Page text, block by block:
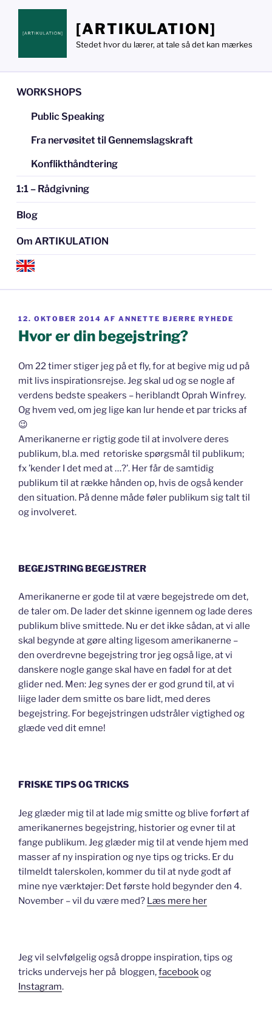
Videre
indhold
[ARTIKULATION]
Stedet hvor du lærer, at tale så det kan mærkes
WORKSHOPS
Public Speaking
Fra nervøsitet til Gennemslagskraft
Konflikthåndtering
1:1 – Rådgivning
Blog
Om ARTIKULATION
UDGIVET
DEN
12. OKTOBER 2014 AF ANNETTE BJERRE RYHEDE
Hvor er din begejstring?
Om 22 timer stiger jeg på et fly, for at begive mig ud på
mit livs inspirationsrejse. Jeg skal ud og se nogle af
verdens bedste speakers – heriblandt Oprah Winfrey.
Og hvem ved, om jeg lige kan lur hende et par tricks af
😉
Amerikanerne er rigtig gode til at involvere deres
publikum, bl.a. med retoriske spørgsmål til publikum;
fx ’kender I det med at …?’. Her får de samtidig
publikum til at række hånden op, hvis de også kender
den situation. På denne måde føler publikum sig talt til
og involveret.
BEGEJSTRING BEGEJSTRER
Amerikanerne er gode til at være begejstrede om det,
de taler om. De lader det skinne igennem og lade deres
publikum blive smittede. Nu er det ikke sådan, at vi alle
skal begynde at gøre alting ligesom amerikanerne –
den overdrevne begejstring tror jeg også lige, at vi
danskere nogle gange skal have en fadøl for at det
glider ned. Men: Jeg synes der er god grund til, at vi
liige lader dem smitte os bare lidt, med deres
begejstring. For begejstringen udstråler vigtighed og
glæde ved dit emne!
FRISKE TIPS OG TRICKS
Jeg glæder mig til at lade mig smitte og blive forført af
amerikanernes begejstring, historier og evner til at
fange publikum. Jeg glæder mig til at vende hjem med
masser af ny inspiration og nye tips og tricks. Er du
tilmeldt talerskolen, kommer du til at nyde godt af
mine nye værktøjer: Det første hold begynder den 4.
November – vil du være med? Læs mere her
Jeg vil selvfølgelig også droppe inspiration, tips og
tricks undervejs her på bloggen,facebookog
Instagram.